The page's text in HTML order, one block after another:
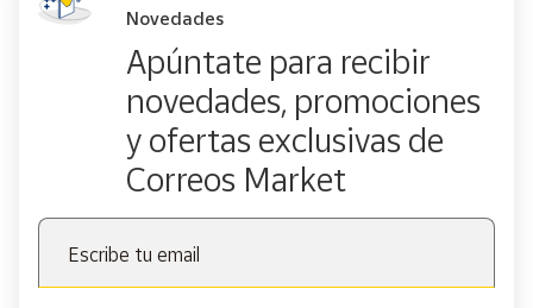
Novedades
Apúntate para recibir
novedades, promociones
y ofertas exclusivas de
Correos Market
Escribe tu email